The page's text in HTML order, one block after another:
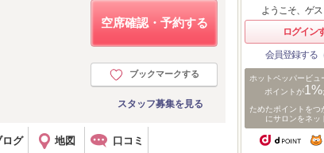
空席確認・予約する
ブックマークする
スタッフ募集を見る
ログ 地図 口コミ
ようこそ、ゲス
ログイン
会員登録する
ホットペッパービュ
ポイントが1%
ためたポイントをつ
にサロンをネッ